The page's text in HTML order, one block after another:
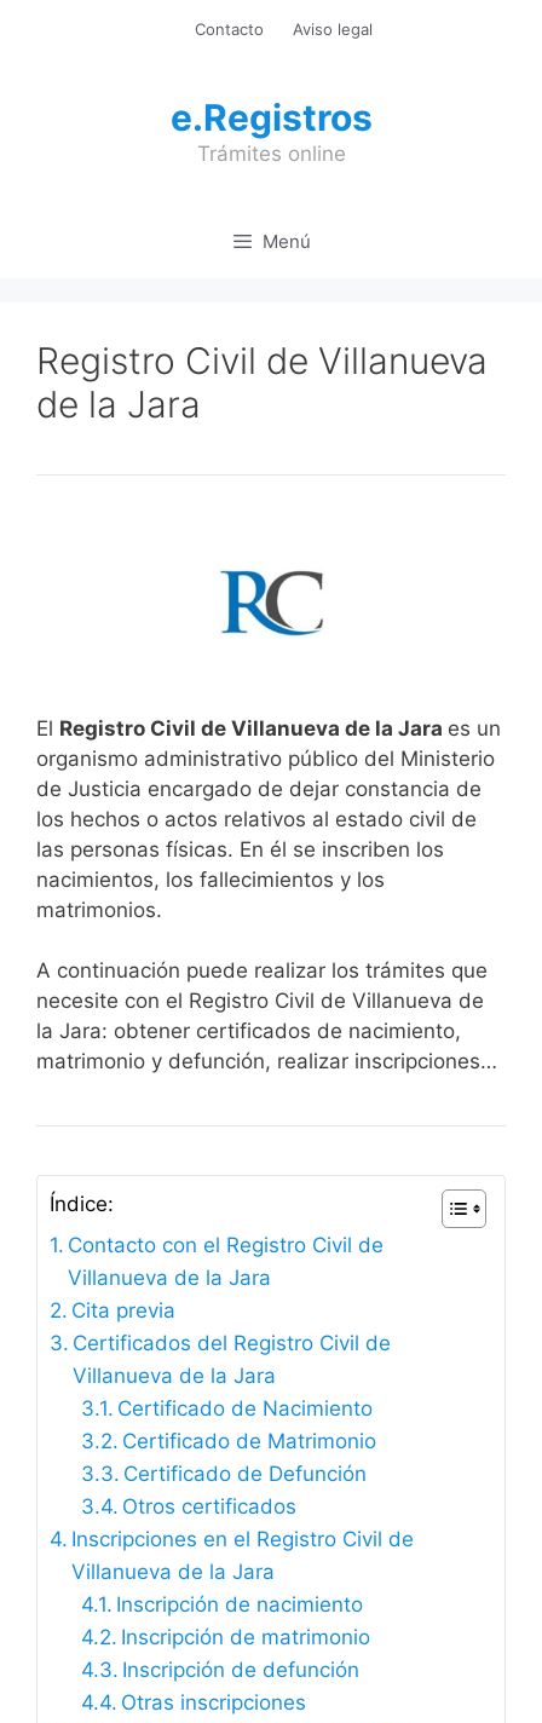
Contacto Aviso legal
e.Registros
Trámites online
Menú
Registro Civil de Villanueva
de la Jara
El Registro Civil de Villanueva de la Jara es un
organismo administrativo público del Ministerio
de Justicia encargado de dejar constancia de
los hechos o actos relativos al estado civil de
las personas físicas. En él se inscriben los
nacimientos, los fallecimientos y los
matrimonios.
A continuación puede realizar los trámites que
necesite con el Registro Civil de Villanueva de
la Jara: obtener certificados de nacimiento,
matrimonio y defunción, realizar inscripciones…
Índice:
Contacto con el Registro Civil de
Villanueva de la Jara
Cita previa
Certificados del Registro Civil de
Villanueva de la Jara
Certificado de Nacimiento
Certificado de Matrimonio
Certificado de Defunción
Otros certificados
Inscripciones en el Registro Civil de
Villanueva de la Jara
Inscripción de nacimiento
Inscripción de matrimonio
Inscripción de defunción
Otras inscripciones